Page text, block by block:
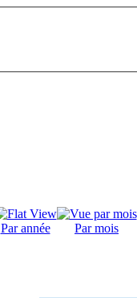
Par année Par mois